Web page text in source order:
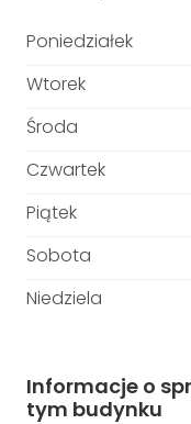
Poniedziałek
Wtorek
Środa
Czwartek
Piątek
Sobota
Niedziela
Informacje o
tym budynku